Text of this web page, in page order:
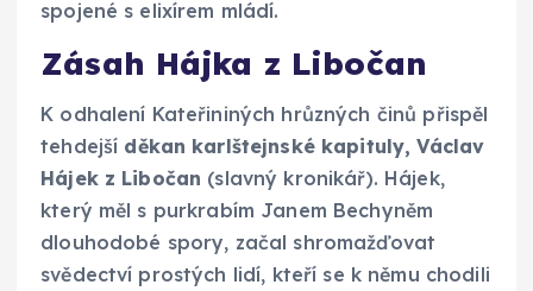
spojené s elixírem mládí.
Zásah Hájka z Libočan
K odhalení Kateřininých hrůzných činů přispěl
tehdejší děkan karlštejnské kapituly, Václav
Hájek z Libočan (slavný kronikář). Hájek,
který měl s purkrabím Janem Bechyněm
dlouhodobé spory, začal shromažďovat
svědectví prostých lidí, kteří se k němu chodili